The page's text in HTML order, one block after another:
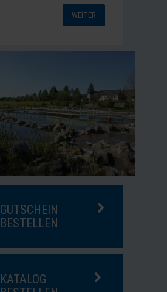
WEITER
GUTSCHEIN
BESTELLEN
KATALOG